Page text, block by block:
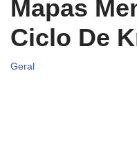
Mapas
Ciclo De
Geral